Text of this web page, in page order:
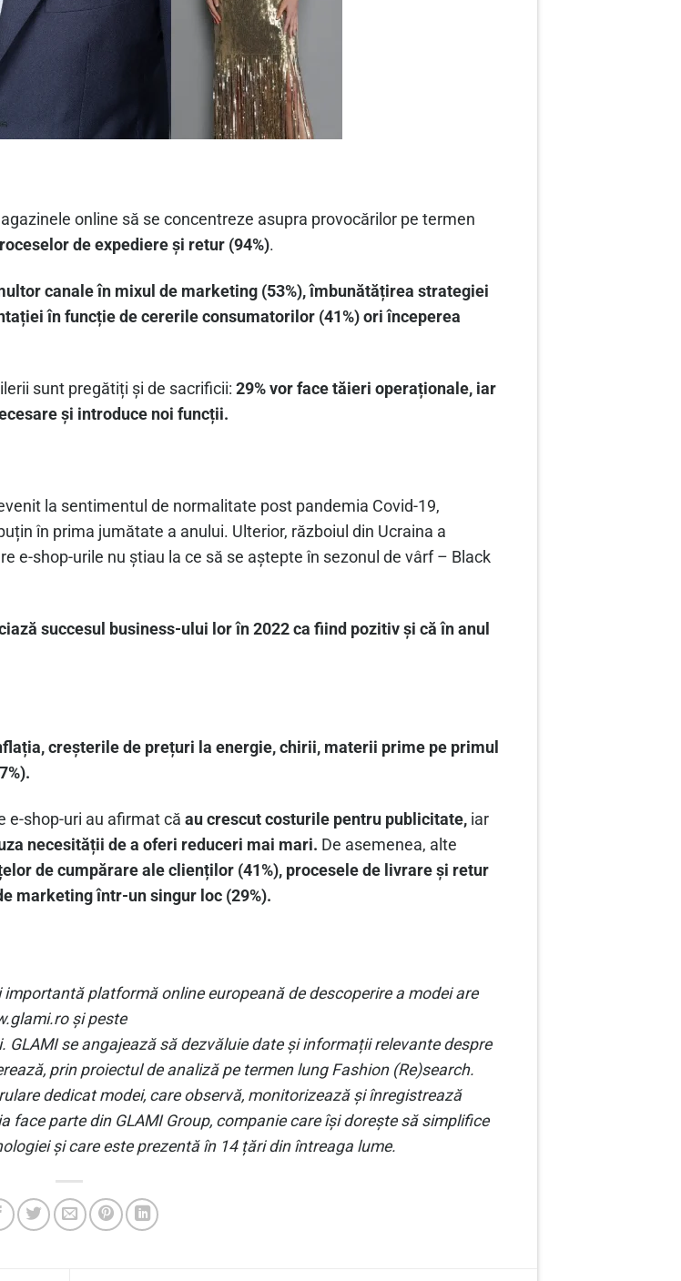
online să se concentreze asupra provocărilor pe termen
de expediere și retur (94%).
canale în mixul de marketing (53%), îmbunătățirea strategiei
în funcție de cererile consumatorilor (41%) ori începerea
sunt pregătiți și de sacrificii:29% vor face tăieri operaționale, iar
și introduce noi funcții.
la sentimentul de normalitate post pandemia Covid-19,
în prima jumătate a anului. Ulterior, războiul din Ucraina a
e-shop-urile nu știau la ce să se aștepte în sezonul de vârf – Black
succesul business-ului lor în 2022 ca fiind pozitiv și că în anul
creșterile de prețuri la energie, chirii, materii prime pe primul
e-shop-uri au afirmat căau crescut costurile pentru publicitate, iar
necesității de a oferi reduceri mai mari. De asemenea, alte
de cumpărare ale clienților (41%), procesele de livrare și retur
marketing într-un singur loc (29%).
platformă online europeană de descoperire a modei are
și peste
se angajează să dezvăluie date și informații relevante despre
prin proiectul de analiză pe termen lung Fashion (Re)search.
dedicat modei, care observă, monitorizează și înregistrează
face parte din GLAMI Group, companie care își dorește să simplifice
și care este prezentă în 14 țări din întreaga lume.